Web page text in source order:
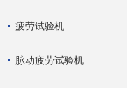
疲劳试验机
脉动疲劳试验机